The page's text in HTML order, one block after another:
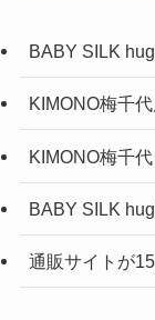
BABY SILK
KIMONO梅千
KIMONO梅千
BABY SILK
通販サイトが